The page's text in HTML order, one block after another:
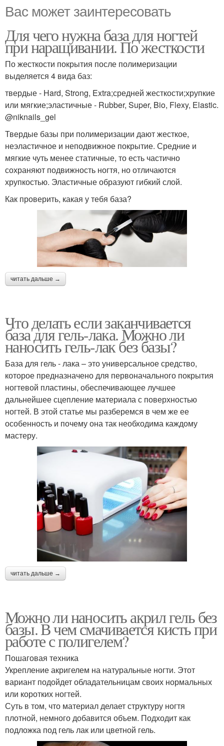
Вас может заинтересовать
Для чего нужна база для ногтей
при наращивании. По жесткости
По жесткости покрытия после полимеризации
выделяется 4 вида баз:
твердые - Hard, Strong, Extra;средней жесткости;хрупкие
или мягкие;эластичные - Rubber, Super, Bio, Flexy, Elastic.
@niknails_gel
Твердые базы при полимеризации дают жесткое,
неэластичное и неподвижное покрытие. Средние и
мягкие чуть менее статичные, то есть частично
сохраняют подвижность ногтя, но отличаются
хрупкостью. Эластичные образуют гибкий слой.
Как проверить, какая у тебя база?
читать дальше →
Что делать если заканчивается
база для гель-лака. Можно ли
наносить гель-лак без базы?
База для гель - лака – это универсальное средство,
которое предназначено для первоначального покрытия
ногтевой пластины, обеспечивающее лучшее
дальнейшее сцепление материала с поверхностью
ногтей. В этой статье мы разберемся в чем же ее
особенность и почему она так необходима каждому
мастеру.
читать дальше →
Можно ли наносить акрил гель без
базы. В чем смачивается кисть при
работе с полигелем?
Пошаговая техника
Укрепление акригелем на натуральные ногти. Этот
вариант подойдет обладательницам своих нормальных
или коротких ногтей.
Суть в том, что материал делает структуру ногтя
плотной, немного добавится объем. Подходит как
подложка под гель лак или цветной гель.